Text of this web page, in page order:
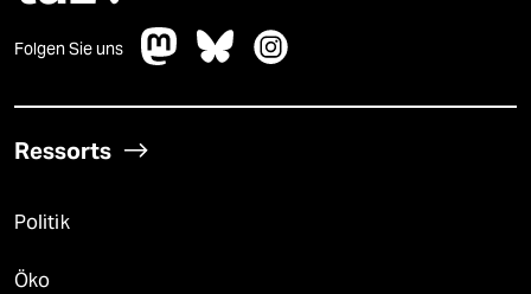
Folgen Sie uns
Ressorts
Politik
Öko